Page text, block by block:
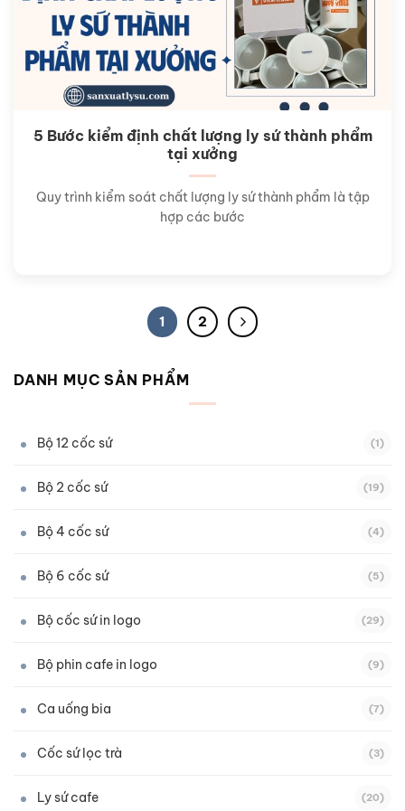
5 Bước kiểm định chất lượng ly sứ thành phẩm
tại xưởng
Quy trình kiểm soát chất lượng ly sứ thành phẩm là tập
hợp các bước
1 2
DANH MỤC SẢN PHẨM
Bộ 12 cốc sứ (1)
Bộ 2 cốc sứ (19)
Bộ 4 cốc sứ (4)
Bộ 6 cốc sứ (5)
Bộ cốc sứ in logo (29)
Bộ phin cafe in logo (9)
Ca uống bia (7)
Cốc sứ lọc trà (3)
Ly sứ cafe (20)